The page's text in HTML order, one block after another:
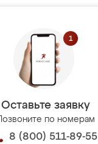
Оставьте заявку
Позвоните по номерам
8 (800) 511-89-55